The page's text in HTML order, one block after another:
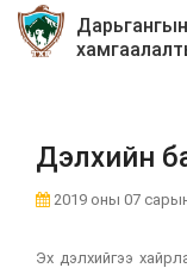
Дэлхийн
2019 оны 07
Эх дэлхийгээ